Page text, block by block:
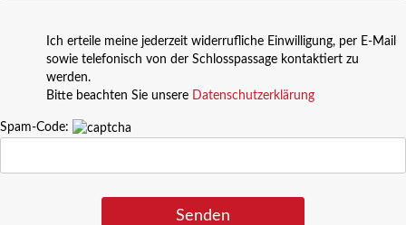
Ich erteile meine jederzeit widerrufliche Einwilligung, per E-Mail
sowie telefonisch von der Schlosspassage kontaktiert zu
werden.
Bitte beachten Sie unsere Datenschutzerklärung
Spam-Code: